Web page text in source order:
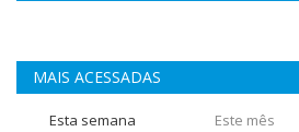
MAIS ACESSADAS
Esta semana Este mês